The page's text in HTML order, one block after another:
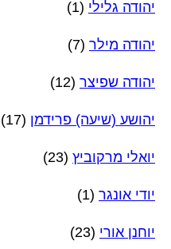
יהודה גלילי (1)
יהודה מילר (7)
יהודה שפיצר (12)
יהושע (שיעה) פרידמן (17)
יואלי מרקוביץ (23)
יודי אונגר (1)
יוחנן אורי (23)